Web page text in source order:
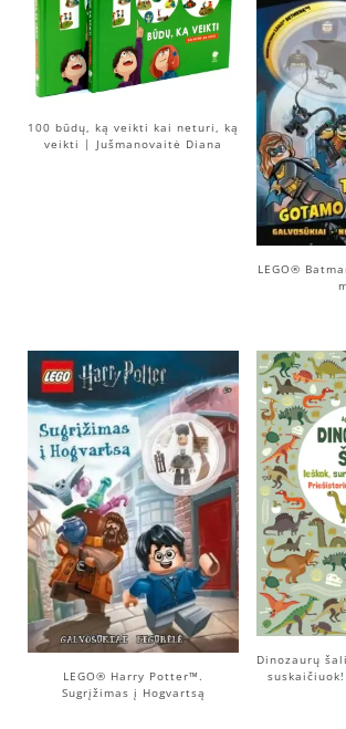
100 būdų, ką veikti kai neturi, ką
veikti | Jušmanovaitė Diana
LEGO®
LEGO® Harry Potter™.
Sugrįžimas į Hogvartsą
Dinozaurų